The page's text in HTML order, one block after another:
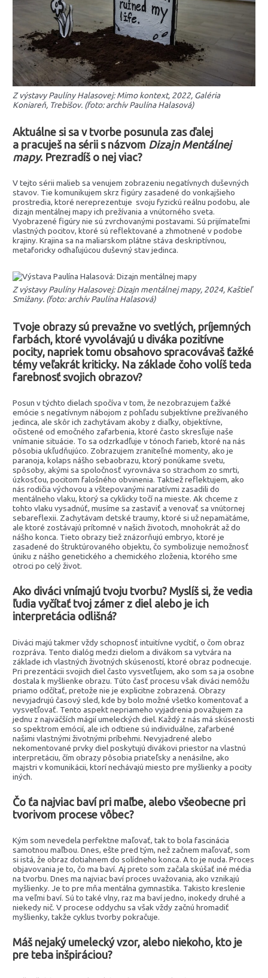
Z výstavy Paulíny Halasovej: Mimo kontext, 2022, Galéria
Koniareň, Trebišov. (foto: archív Paulína Halasová)
Aktuálne si sa v tvorbe posunula zas ďalej
a pracuješ na sérii s názvom Dizajn Mentálnej
mapy. Prezradíš o nej viac?
V tejto sérii malieb sa venujem zobrazeniu negatívnych duševných
stavov. Tie komunikujem skrz figúry zasadené do vonkajšieho
prostredia, ktoré nereprezentuje svoju fyzickú reálnu podobu, ale
dizajn mentálnej mapy ich prežívania a vnútorného sveta.
Vyobrazené figúry nie sú zvrchovanými postavami. Sú prijímateľmi
vlastných pocitov, ktoré sú reflektované a zhmotnené v podobe
krajiny. Krajina sa na maliarskom plátne stáva deskriptívnou,
metaforicky odhaľujúcou duševný stav jedinca.
Z výstavy Paulíny Halasovej: Dizajn mentálnej mapy, 2024, Kaštieľ
Smižany. (foto: archív Paulína Halasová)
Tvoje obrazy sú prevažne vo svetlých, príjemných
farbách, ktoré vyvolávajú u diváka pozitívne
pocity, napriek tomu obsahovo spracovávaš ťažké
témy veľakrát kriticky. Na základe čoho volíš teda
farebnosť svojich obrazov?
Posun v týchto dielach spočíva v tom, že nezobrazujem ťažké
emócie s negatívnym nábojom z pohľadu subjektívne prežívaného
jedinca, ale skôr ich zachytávam akoby z diaľky, objektívne,
očistené od emočného zafarbenia, ktoré často skresľuje naše
vnímanie situácie. To sa odzrkadľuje v tónoch farieb, ktoré na nás
pôsobia ukľudňujúco. Zobrazujem zraniteľné momenty, ako je
paranoja, kolaps nášho sebaobrazu, ktorý ponúkame svetu,
spôsoby, akými sa spoločnosť vyrovnáva so strachom zo smrti,
úzkosťou, pocitom falošného obvinenia. Taktiež reflektujem, ako
nás rodičia výchovou a vštepovanými naratívmi zasadili do
mentálneho vlaku, ktorý sa cyklicky točí na mieste. Ak chceme z
tohto vlaku vysadnúť, musíme sa zastaviť a venovať sa vnútornej
sebareflexii. Zachytávam detské traumy, ktoré si už nepamätáme,
ale ktoré zostávajú prítomné v našich životoch, mnohokrát až do
nášho konca. Tieto obrazy tiež znázorňujú embryo, ktoré je
zasadené do štruktúrovaného objektu, čo symbolizuje nemožnosť
úniku z nášho genetického a chemického zloženia, ktorého sme
otroci po celý život.
Ako diváci vnímajú tvoju tvorbu? Myslíš si, že vedia
ľudia vyčítať tvoj zámer z diel alebo je ich
interpretácia odlišná?
Diváci majú takmer vždy schopnosť intuitívne vycítiť, o čom obraz
rozpráva. Tento dialóg medzi dielom a divákom sa vytvára na
základe ich vlastných životných skúseností, ktoré obraz podnecuje.
Pri prezentácii svojich diel často vysvetľujem, ako som sa ja osobne
dostala k myšlienke obrazu. Túto časť procesu však diváci nemôžu
priamo odčítať, pretože nie je explicitne zobrazená. Obrazy
nevyjadrujú časový sled, kde by bolo možné všetko komentovať a
vysvetľovať. Tento aspekt nepriameho vyjadrenia považujem za
jednu z najväčších mágií umeleckých diel. Každý z nás má skúsenosti
so spektrom emócií, ale ich odtiene sú individuálne, zafarbené
našimi vlastnými životnými príbehmi. Nevyjadrené alebo
nekomentované prvky diel poskytujú divákovi priestor na vlastnú
interpretáciu, čím obrazy pôsobia priateľsky a nenásilne, ako
majstri v komunikácii, ktorí nechávajú miesto pre myšlienky a pocity
iných.
Čo ťa najviac baví pri maľbe, alebo všeobecne pri
tvorivom procese vôbec?
Kým som nevedela perfektne maľovať, tak to bola fascinácia
samotnou maľbou. Dnes, ešte pred tým, než začnem maľovať, som
si istá, že obraz dotiahnem do solídneho konca. A to je nuda. Proces
objavovania je to, čo ma baví. Aj preto som začala skúšať iné média
na tvorbu. Dnes ma najviac baví proces uvažovania, ako vznikajú
myšlienky. Je to pre mňa mentálna gymnastika. Takisto kreslenie
ma veľmi baví. Sú to také vlny, raz ma baví jedno, inokedy druhé a
niekedy nič. V procese oddychu sa však vždy začnú hromadiť
myšlienky, takže cyklus tvorby pokračuje.
Máš nejaký umelecký vzor, alebo niekoho, kto je
pre teba inšpiráciou?